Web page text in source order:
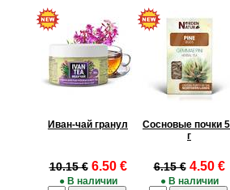
Иван-чай гранул
10.15 € 6.50 €
● В наличии
Сосновые почки
г
6.15 € 4.50 €
● В наличии